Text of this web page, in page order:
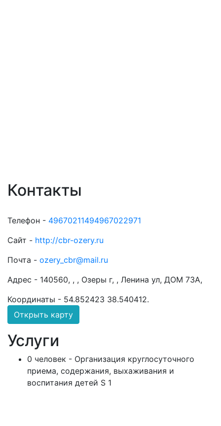
Контакты
Телефон - 49670211494967022971
Сайт - http://cbr-ozery.ru
Почта - ozery_cbr@mail.ru
Адрес - 140560, , , Озеры г, , Ленина ул, ДОМ 73А,
Координаты - 54.852423 38.540412.
Открыть карту
Услуги
0 человек - Организация круглосуточного
приема, содержания, выхаживания и
воспитания детей S 1